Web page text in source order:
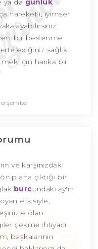
ya da günlük
hareketli, iyimser
bir beslenme
sağlık
için harika bir
ve karşınızdaki
plana çıktığı bir
burcundaki ay'ın
etkisiyle,
olan
çekme ihtiyacı
başkalarının